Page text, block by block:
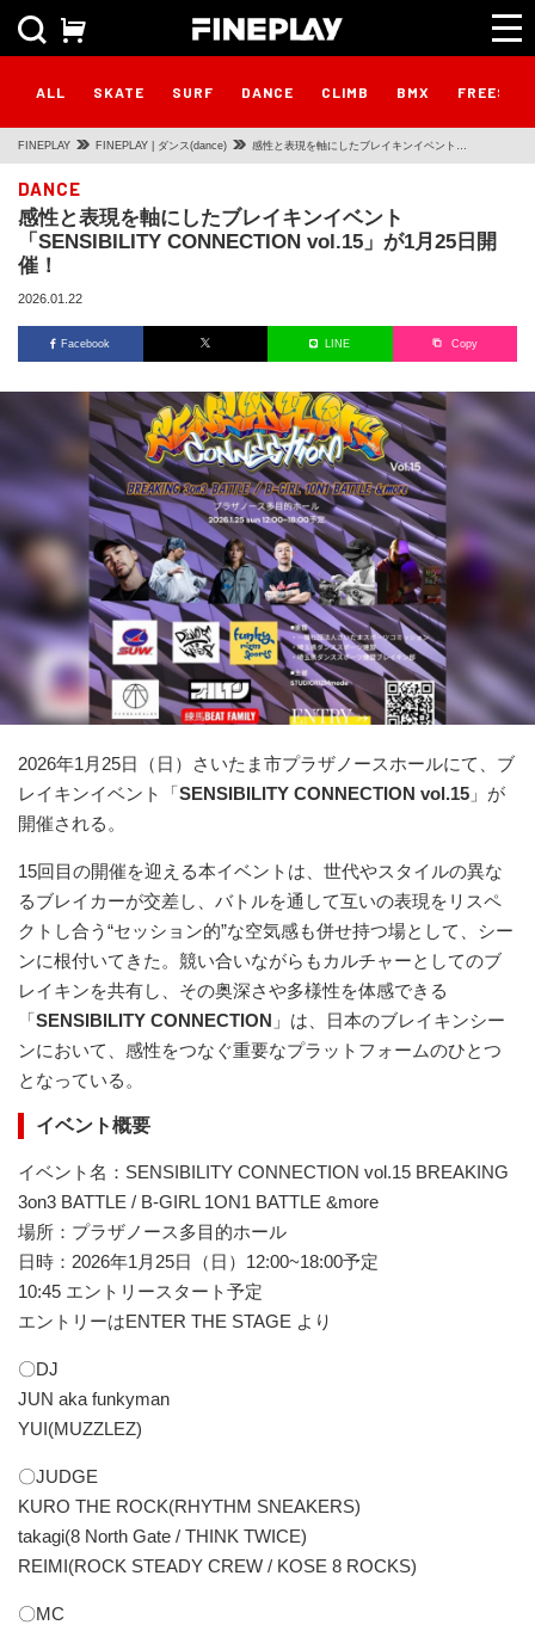
ALL SKATE SURF DANCE CLIMB BMX
FINEPLAY FINEPLAY | ダンス(dance) 感性と表現を軸にしたブレイキンイベント
催！
DANCE
感性と表現を軸にしたブレイキンイベント
「SENSIBILITY CONNECTION vol.15」が1月25日開
催！
2026.01.22
Facebook LINE Copy
2026年1月25日（日）さいたま市プラザノースホールにて、ブ
レイキンイベント「SENSIBILITY CONNECTION vol.15 」が
開催される。
15回目の開催を迎える本イベントは、世代やスタイルの異な
るブレイカーが交差し、バトルを通して互いの表現をリスペ
クトし合う“セッション的”な空気感も併せ持つ場として、シー
ンに根付いてきた。競い合いながらもカルチャーとしてのブ
レイキンを共有し、その奥深さや多様性を体感できる
「SENSIBILITY CONNECTION 」は、日本のブレイキンシー
ンにおいて、感性をつなぐ重要なプラットフォームのひとつ
となっている。
イベント概要
イベント名：SENSIBILITY CONNECTION vol.15 BREAKING
3on3 BATTLE / B-GIRL 1ON1 BATTLE &more
場所：プラザノース多目的ホール
日時：2026年1月25日（日）12:00~18:00予定
10:45 エントリースタート予定
エントリーはENTER THE STAGE より
〇DJ
JUN aka funkyman
YUI(MUZZLEZ)
〇JUDGE
KURO THE ROCK(RHYTHM SNEAKERS)
takagi(8 North Gate / THINK TWICE)
REIMI(ROCK STEADY CREW / KOSE 8 ROCKS)
〇MC